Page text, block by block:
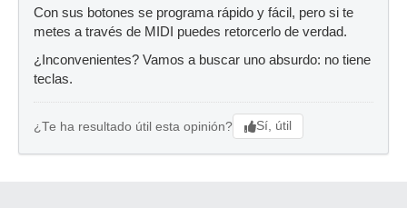
Con sus botones se programa rápido y fácil, pero si te
metes a través de MIDI puedes retorcerlo de verdad.
¿Inconvenientes? Vamos a buscar uno absurdo: no tiene
teclas.
¿Te ha resultado útil esta opinión? Sí, útil